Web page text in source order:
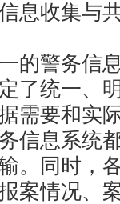
息收集与
警务信
了统一、
需要和实
信息系统
。同时，
案情况、